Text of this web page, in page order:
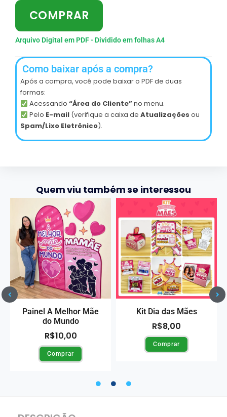
COMPRAR
Arquivo Digital em PDF - Dividido em folhas A4
Como baixar após a compra?
Após a compra, você pode baixar o PDF de duas
formas:
Acessando “Área do Cliente”no menu.
Pelo E-mail(verifique a caixa de Atualizações ou
Spam/Lixo Eletrônico).
Quem viu também se interessou
Painel A Melhor Mãe
do Mundo
R$10,00
Comprar
Kit Dia das Mães
R$8,00
Comprar